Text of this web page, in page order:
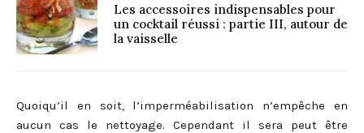
Les accessoires indispensables pour
un cocktail réussi : partie III, autour de
la vaisselle
Quoiqu’il en soit, l’imperméabilisation n’empêche en
aucun cas le nettoyage. Cependant il sera peut être